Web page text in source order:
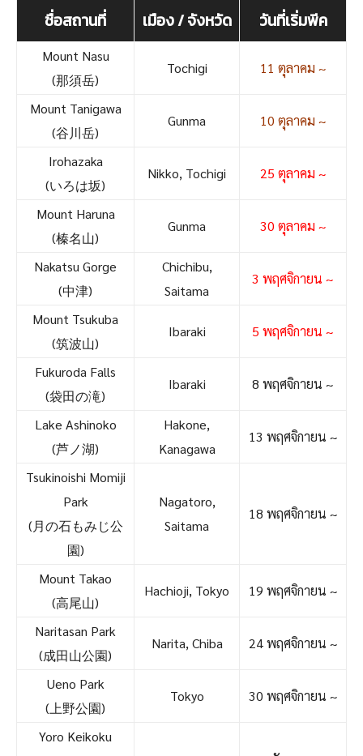
ชื่อสถานที่ เมือง / จังหวัด วันที่เริ่มพีค
Mount Nasu
(那須岳)
Tochigi 11 ตุลาคม ~
Mount Tanigawa
(谷川岳)
Gunma 10 ตุลาคม ~
Irohazaka
(いろは坂)
Nikko, Tochigi 25 ตุลาคม ~
Mount Haruna
(榛名山)
Gunma 30 ตุลาคม ~
Nakatsu Gorge
(中津)
Chichibu,
Saitama
3 พฤศจิกายน ~
Mount Tsukuba
(筑波山)
Ibaraki 5 พฤศจิกายน ~
Fukuroda Falls
(袋田の滝)
Ibaraki 8 พฤศจิกายน ~
Lake Ashinoko
(芦ノ湖)
Hakone,
Kanagawa
13 พฤศจิกายน ~
Tsukinoishi Momiji
Park
(月の石もみじ公
園)
Nagatoro,
Saitama
18 พฤศจิกายน ~
Mount Takao
(高尾山)
Hachioji, Tokyo 19 พฤศจิกายน ~
Naritasan Park
(成田山公園)
Narita, Chiba 24 พฤศจิกายน ~
Ueno Park
(上野公園)
Tokyo 30 พฤศจิกายน ~
Yoro Keikoku